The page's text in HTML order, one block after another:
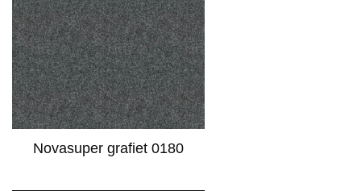
Novasuper grafiet 0180